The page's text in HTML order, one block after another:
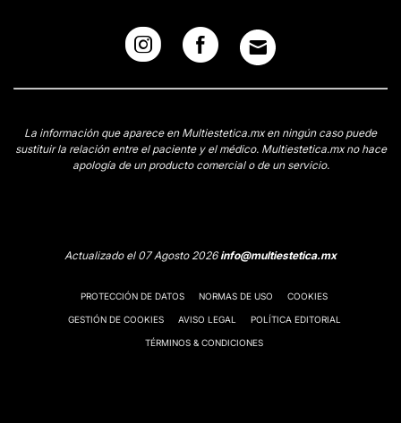
La información que aparece en Multiestetica.mx en ningún caso puede
sustituir la relación entre el paciente y el médico. Multiestetica.mx no hace
apología de un producto comercial o de un servicio.
Actualizado el 07 Agosto 2026info@multiestetica.mx
PROTECCIÓN DE DATOS NORMAS DE USO COOKIES
GESTIÓN DE COOKIES AVISO LEGAL POLÍTICA EDITORIAL
TÉRMINOS & CONDICIONES